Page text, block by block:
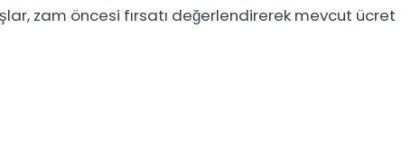
zam öncesi fırsatı değerlendirerek mevcut ücret